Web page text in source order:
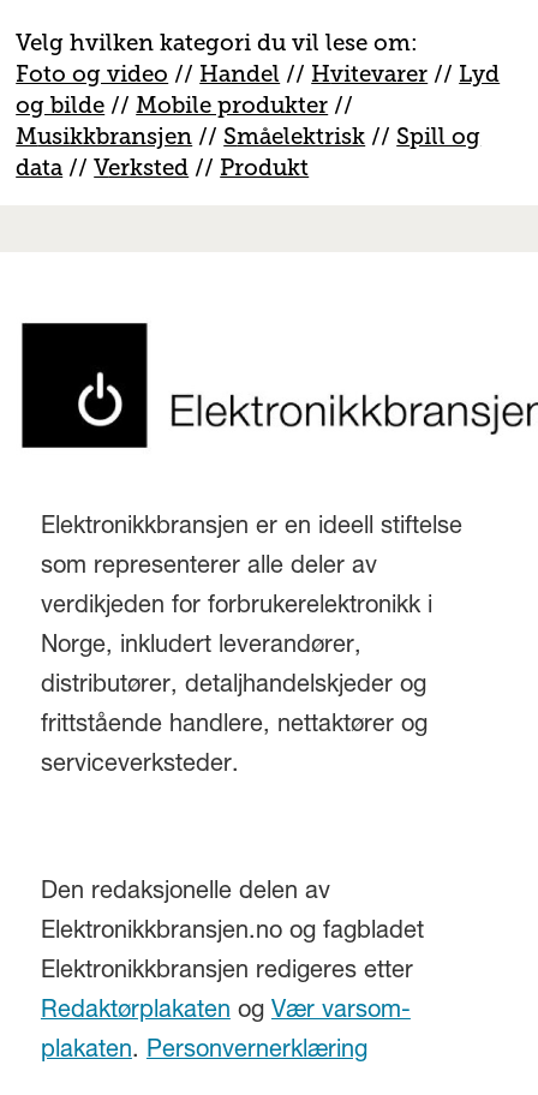
Velg hvilken kategori du vil lese om:
Foto og video // Handel // Hvitevarer // Lyd
og bilde //Mobile produkter //
Musikkbransjen // Småelektrisk // Spill og
data //Verksted // Produkt
Elektronikkbransjen er en ideell stiftelse
som representerer alle deler av
verdikjeden for forbrukerelektronikk i
Norge, inkludert leverandører,
distributører, detaljhandelskjeder og
frittstående handlere, nettaktører og
serviceverksteder.
Den redaksjonelle delen av
Elektronikkbransjen.no og fagbladet
Elektronikkbransjen redigeres etter
Redaktørplakatenog Vær varsom-
plakaten. Personvernerklæring